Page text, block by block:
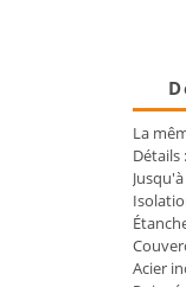
La
Détails :
Acier